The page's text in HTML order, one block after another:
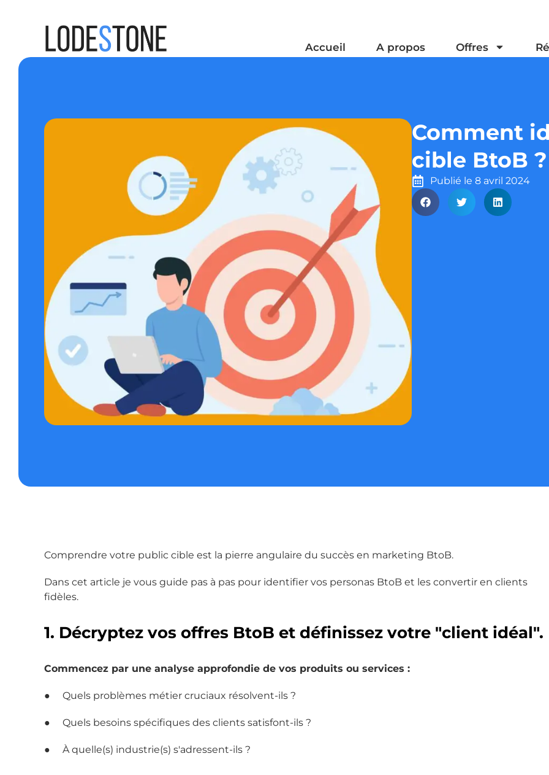
Accueil A propos Offres
Comment
cible BtoB ?
Publié le 8 avril 2024
Comprendre votre public cible est la pierre angulaire du succès en marketing BtoB.
Dans cet article je vous guide pas à pas pour identifier vos personas BtoB et les convertir en clients
fidèles.
1. Décryptez vos offres BtoB et définissez votre "client idéal".
Commencez par une analyse approfondie de vos produits ou services :
● Quels problèmes métier cruciaux résolvent-ils ?
● Quels besoins spécifiques des clients satisfont-ils ?
● À quelle(s) industrie(s) s'adressent-ils ?